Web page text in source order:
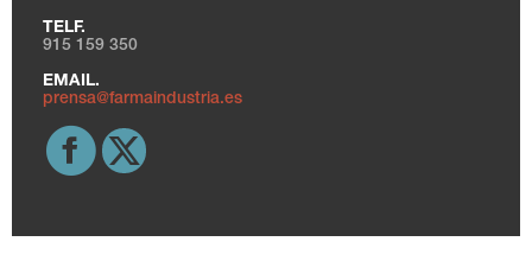
TELF.
915 159 350
EMAIL.
prensa@farmaindustria.es